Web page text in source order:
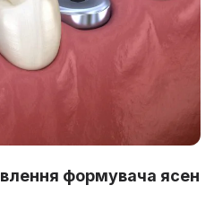
формувача ясен